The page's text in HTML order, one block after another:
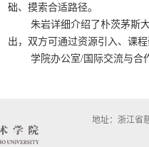
础、摸索合适路径。
朱岩详细介绍了朴茨茅斯
出，双方可通过资源引入、课
学院办公室/国际交流与合
地址：浙江省